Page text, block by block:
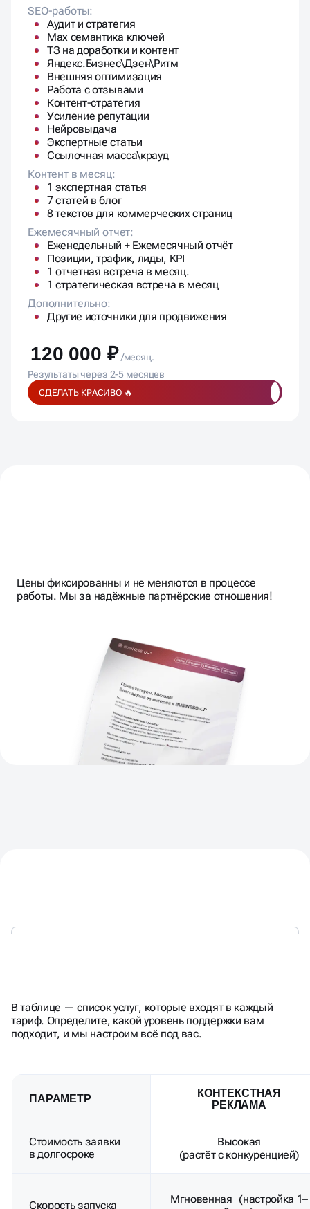
SEO-работы:
Аудит и стратегия
Max семантика ключей
ТЗ на доработки и контент
Яндекс.Бизнес\Дзен\Ритм
Внешняя оптимизация
Работа с отзывами
Контент-стратегия
Усиление репутации
Нейровыдача
Экспертные статьи
Ссылочная масса\крауд
Контент в месяц:
1 экспертная статья
7 статей в блог
8 текстов для коммерческих страниц
Ежемесячный отчет:
Еженедельный + Ежемесячный отчёт
Позиции, трафик, лиды, KPI
1 отчетная встреча в месяц.
1 стратегическая встреча в месяц
Дополнительно:
Другие источники для продвижения
120 000 ₽ /месяц.
Результаты через 2-5 месяцев
СДЕЛАТЬ КРАСИВО 🔥
СОГЛАСОВЫВАЕМЭТАПЫ И
Цены фиксированны и не меняются в процессе
работы. Мы за надёжные партнёрские отношения!
КОНТЕКСТ И АВИТО
В таблице — список услуг, которые входят в каждый
тариф. Определите, какой уровень поддержки вам
подходит, и мы настроим всё под вас.
ПАРАМЕТР
КОНТЕКСТНАЯ
РЕКЛАМА
Стоимость заявки
в долгосроке
Высокая
(растёт с конкуренцией)
Скорость запуска
Мгновенная (настройка 1–